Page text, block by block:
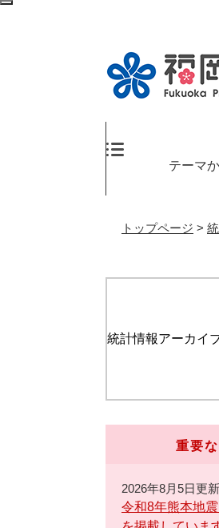
ペ
メ
テーマ
トップページ >
統計情報アーカイ
重要
2026年8月5日更新
令和8年熊本地